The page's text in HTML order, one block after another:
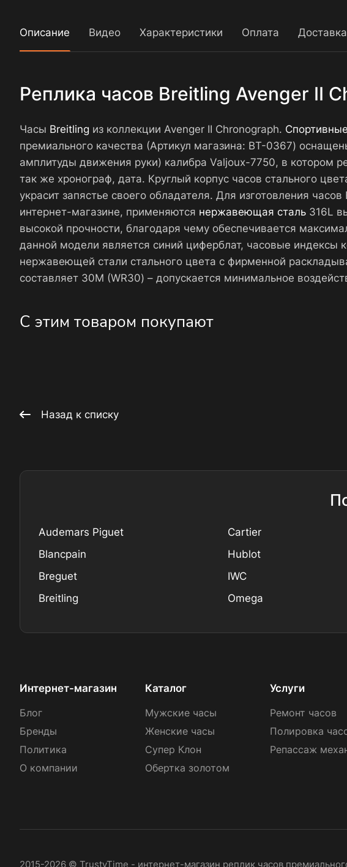
Описание Видео Характеристики Оплата Доставка
Реплика часов Breitling Avenger II
Часы Breitling из коллекции Avenger II Chronograph.
премиального качества (Артикул магазина: BT-0367)
амплитуды движения руки) калибра Valjoux-7750, в котором
так же хронограф, дата. Круглый корпус часов стального
украсит запястье своего обладателя. Для изготовления
интернет-магазине, применяются нержавеющая сталь 316L
высокой прочности, благодаря чему обеспечивается
данной модели является синий циферблат, часовые индексы
нержавеющей стали стального цвета с фирменной
составляет 30М (WR30) – допускается минимальное
С этим товаром покупают
Назад к списку
Audemars Piguet
Blancpain
Breguet
Breitling
Cartier
Hublot
IWC
Omega
Интернет-магазин
Блог
Бренды
Политика
О компании
Каталог
Мужские часы
Женские часы
Супер Клон
Обертка золотом
Услуги
Ремонт часов
Полировка
Репассаж
2015-2026 © TrustyTime - интернет-магазин реплик часов